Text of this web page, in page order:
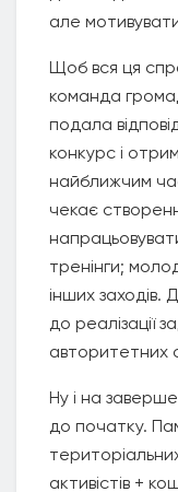
але
Щоб вся ця
команда
подала
конкурс і
найближчим
чекає
тренінги;
інших заходів.
до реалізації
авторитетних
Ну і на
до початку.
активістів +